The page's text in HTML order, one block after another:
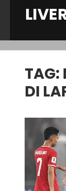
TAG:
DI